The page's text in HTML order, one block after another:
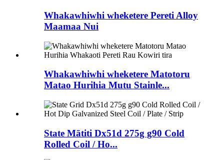
Whakawhiwhi wheketere Pereti Alloy
Maamaa Nui
Whakawhiwhi wheketere Matotoru
Matao Hurihia Mutu Stainle...
State Mātiti Dx51d 275g g90 Cold
Rolled Coil / Ho...